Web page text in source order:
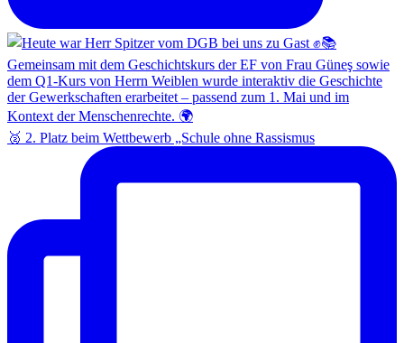
🥈 2. Platz beim Wettbewerb „Schule ohne Rassismus